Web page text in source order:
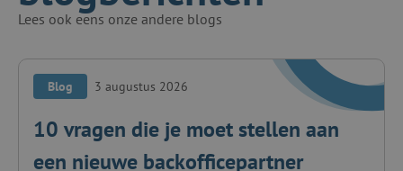
Lees ook eens onze andere blogs
Blog 3 augustus 2026
10 vragen die je moet stellen aan
een nieuwe backofficepartner